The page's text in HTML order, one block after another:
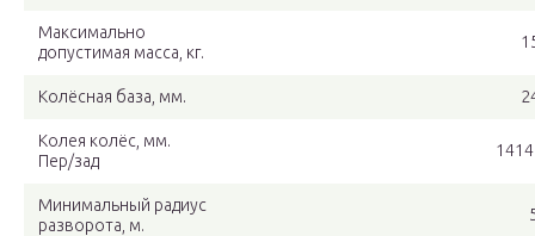
Максимально
допустимая масса, кг.
Колёсная база, мм.
Колея колёс, мм.
Пер/зад
Минимальный радиус
разворота, м.